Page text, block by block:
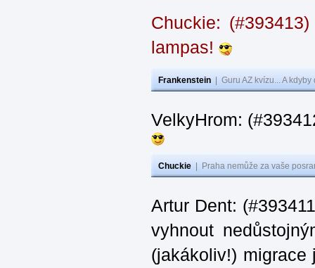
Chuckie:
lampas!
Frankenstein Guru AZ kvízu... A
VelkyHrom:
Chuckie Praha nemůže za vaše
Artur Dent:
vyhnout
(jakákoliv!)